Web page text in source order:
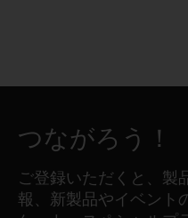
つながろう！
ご登録いただくと、製
報、新製品やイベント